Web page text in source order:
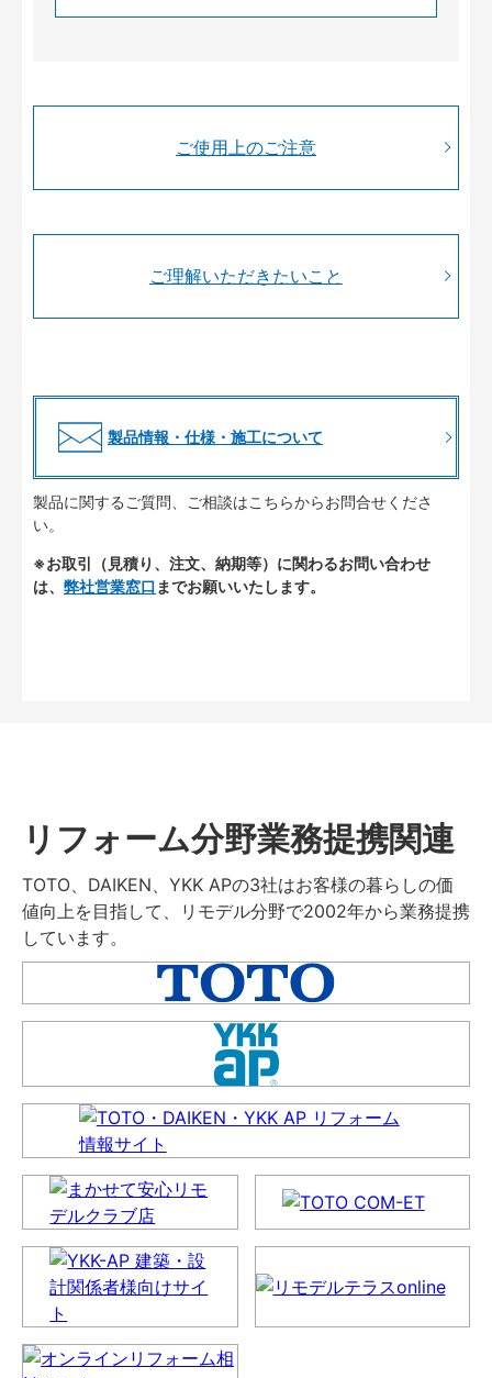
ご使用上のご注意
ご理解いただきたいこと
製品情報・仕様・施工について
製品に関するご質問、ご相談はこちらからお問合せくださ
い。
※お取引（見積り、注文、納期等）に関わるお問い合わせ
は、 弊社営業窓口 までお願いいたします。
リフォーム分野業務提携関連
TOTO、DAIKEN、YKK APの3社はお客様の暮らしの価
値向上を目指して、リモデル分野で2002年から業務提携
しています。